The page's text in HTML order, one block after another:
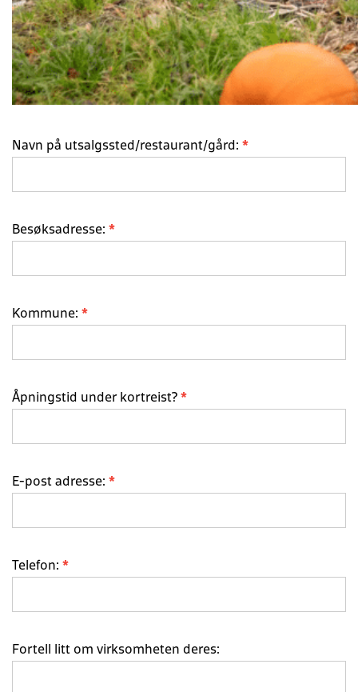
Navn på utsalgssted/restaurant/gård: *
Besøksadresse: *
Kommune: *
Åpningstid under kortreist? *
E-post adresse: *
Telefon: *
Fortell litt om virksomheten deres: